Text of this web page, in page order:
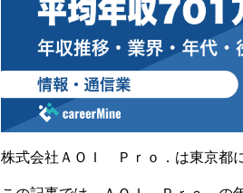
株式会社ＡＯＩ Ｐｒｏ．は東京都